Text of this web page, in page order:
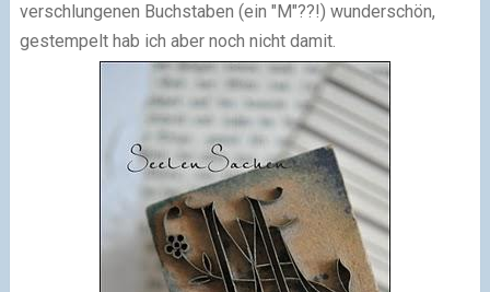
verschlungenen Buchstaben (ein "M"??!) wunderschön,
gestempelt hab ich aber noch nicht damit.